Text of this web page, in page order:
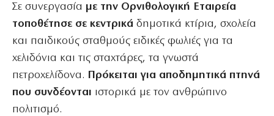
Σε συνεργασία με την Ορνιθολογική Εταιρεία
τοποθέτησε σε κεντρικά δημοτικά κτίρια, σχολεία
και παιδικούς σταθμούς ειδικές φωλιές για τα
χελιδόνια και τις σταχτάρες, τα γνωστά
πετροχελίδονα. Πρόκειται για αποδημητικά πτηνά
που συνδέονται ιστορικά με τον ανθρώπινο
πολιτισμό.